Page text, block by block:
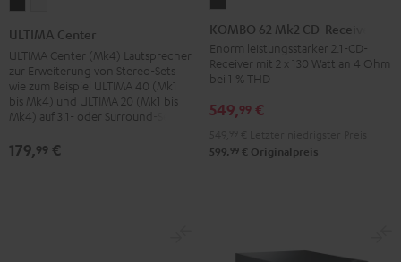
ULTIMA Center
ULTIMA Center (Mk4) Lautsprecher
zur Erweiterung von Stereo-Sets
wie zum Beispiel ULTIMA 40 (Mk1
bis Mk4) und ULTIMA 20 (Mk1 bis
Mk4) auf 3.1- oder Surround-Sets
179,99 €
62
Mk2
CD-
Receiver
Night
KOMBO 62 Mk2 CD-Receiver
Enorm leistungsstarker 2.1-CD-
Receiver mit 2 x 130 Watt an 4 Ohm
bei 1 % THD
549,99 €
599, 99 € Originalpreis